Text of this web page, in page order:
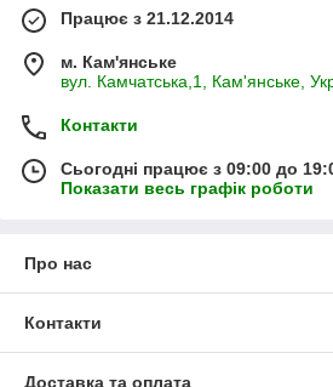
Працює з 21.12.2014
м. Кам'янське
вул. Камчатська,1, Кам'янське,
Контакти
Сьогодні працює з 09:00 до
Показати весь графік роботи
Про нас
Контакти
Доставка та оплата